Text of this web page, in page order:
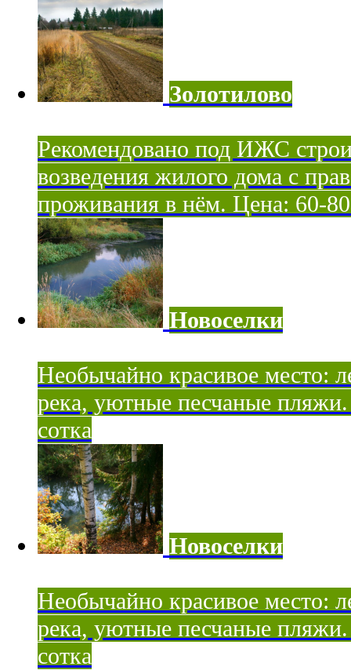
Золотилово
Рекомендовано под ИЖС
возведения жилого дома с
проживания в нём. Цена: 60-80
Новоселки
Необычайно красивое место:
река, уютные песчаные
сотка
Новоселки
Необычайно красивое место:
река, уютные песчаные
сотка